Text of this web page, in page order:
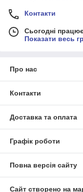
Контакти
Сьогодні
Показати весь
Про нас
Контакти
Доставка та оплата
Графік роботи
Повна версія сайту
Сайт створено на